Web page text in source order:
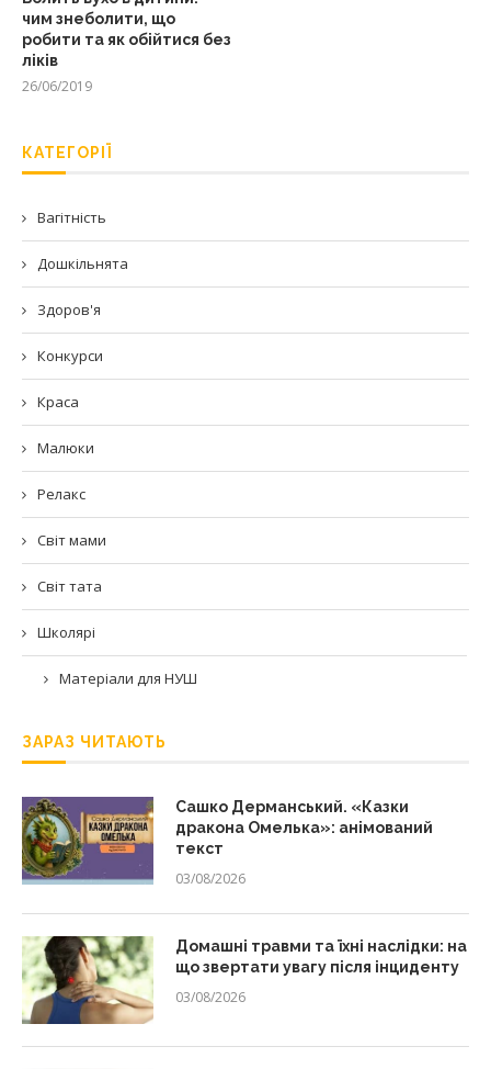
чим знеболити, що
робити та як обійтися без
ліків
26/06/2019
КАТЕГОРІЇ
Вагітність
Дошкільнята
Здоров'я
Конкурси
Краса
Малюки
Релакс
Світ мами
Світ тата
Школярі
Матеріали для НУШ
ЗАРАЗ ЧИТАЮТЬ
Сашко Дерманський. «Казки
дракона Омелька»: анімований
текст
03/08/2026
Домашні травми та їхні наслідки: на
що звертати увагу після інциденту
03/08/2026